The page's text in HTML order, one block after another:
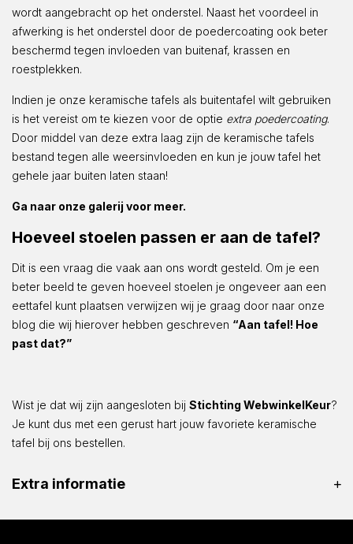
wordt aangebracht op het onderstel. Naast het voordeel in
afwerking is het onderstel door de poedercoating ook beter
beschermd tegen invloeden van buitenaf, krassen en
roestplekken.
Indien je onze keramische tafels als buitentafel wilt gebruiken
is het vereist om te kiezen voor de optie extra poedercoating.
Door middel van deze extra laag zijn de keramische tafels
bestand tegen alle weersinvloeden en kun je jouw tafel het
gehele jaar buiten laten staan!
Ga naar onze galerij voor meer.
Hoeveel stoelen passen er aan de tafel?
Dit is een vraag die vaak aan ons wordt gesteld. Om je een
beter beeld te geven hoeveel stoelen je ongeveer aan een
eettafel kunt plaatsen verwijzen wij je graag door naar onze
blog die wij hierover hebben geschreven “Aan tafel! Hoe
past dat?”
Wist je dat wij zijn aangesloten bij Stichting WebwinkelKeur?
Je kunt dus met een gerust hart jouw favoriete keramische
tafel bij ons bestellen.
Extra informatie